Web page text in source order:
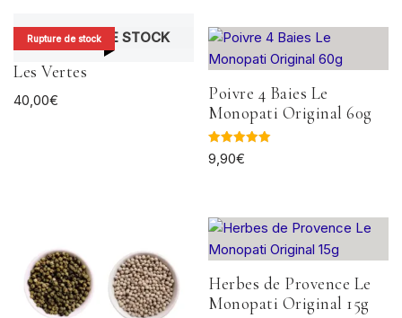
Rupture de stock
RUPTURE DE STOCK
Les Vertes
40,00€
Poivre 4 Baies Le
Monopati Original 60g
Note
5.00
9,90€
Herbes de Provence Le
Monopati Original 15g